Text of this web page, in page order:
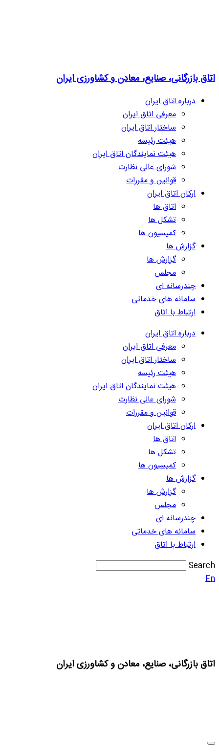
اتاق بازرگانی، صنایع، معادن و کشاورزی ایران
درباره اتاق ایران
معرفی اتاق ایران
ساختار اتاق ایران
هیئت رئیسه
هیئت نمایندگان اتاق ایران
شورای عالی نظارت
قوانین و مقررات
ارکان اتاق ایران
اتاق ها
تشکل ها
کمیسیون ها
گزارش ها
گزارش ها
مجلس
چندرسانه ای
سامانه های خدماتی
ارتباط با اتاق
درباره اتاق ایران
معرفی اتاق ایران
ساختار اتاق ایران
هیئت رئیسه
هیئت نمایندگان اتاق ایران
شورای عالی نظارت
قوانین و مقررات
ارکان اتاق ایران
اتاق ها
تشکل ها
کمیسیون ها
گزارش ها
گزارش ها
مجلس
چندرسانه ای
سامانه های خدماتی
ارتباط با اتاق
Search
En
اتاق بازرگانی، صنایع، معادن و کشاورزی ایران